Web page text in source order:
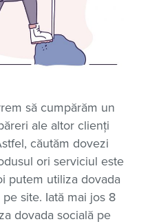
să cumpărăm un
ale altor clienți
căutăm dovezi
ori serviciul este
putem utiliza dovada
site. Iată mai jos 8
dovada socială pe